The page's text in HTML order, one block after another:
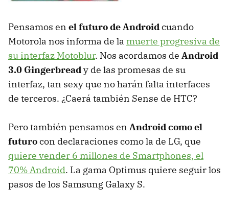
Pensamos en el futuro de Androidcuando
Motorola nos informa de la muerte progresiva de
su interfaz Motoblur. Nos acordamos de Android
3.0 Gingerbready de las promesas de su
interfaz, tan sexy que no harán falta interfaces
de terceros. ¿Caerá también Sense de HTC?
Pero también pensamos en Android como el
futurocon declaraciones como la de LG, que
quiere vender 6 millones de Smartphones, el
70% Android. La gama Optimus quiere seguir los
pasos de los Samsung Galaxy S.